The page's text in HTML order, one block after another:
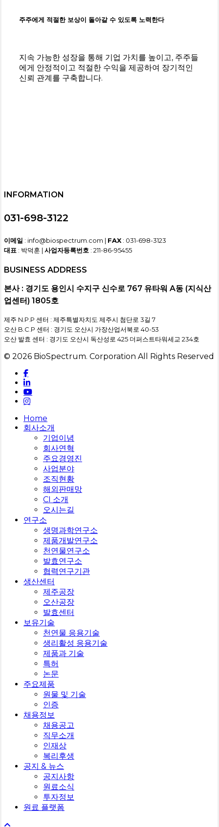
주주에게 적절한 보상이 돌아갈 수 있도록 노력한다
지속 가능한 성장을 통해 기업 가치를 높이고, 주주들
에게 안정적이고 적절한 수익을 제공하여 장기적인
신뢰 관계를 구축합니다.
INFORMATION
031-698-3122
이메일 : info@biospectrum.com | FAX : 031-698-3123
대표 : 박덕훈 | 사업자등록번호 : 211-86-95455
BUSINESS ADDRESS
본사 : 경기도 용인시 수지구 신수로 767 유타워 A동 (지식산
업센터) 1805호
제주 N.P.P 센터 : 제주특별자치도 제주시 첨단로 3길 7
오산 B.C.P 센터 : 경기도 오산시 가장산업서북로 40-53
오산 발효 센터 : 경기도 오산시 독산성로 425 더퍼스트타워세교 234호
© 2026 BioSpectrum. Corporation All Rights Reserved
facebook
linkedin
youtube
instagram
Close
Menu
Home
회사소개
기업이념
회사연혁
주요경영진
사업분야
조직현황
해외판매망
CI 소개
오시는길
연구소
생명과학연구소
제품개발연구소
천연물연구소
발효연구소
협력연구기관
생산센터
제주공장
오산공장
발효센터
보유기술
천연물 응용기술
생리활성 응용기술
제품과 기술
특허
논문
주요제품
원물 및 기술
인증
채용정보
채용공고
직무소개
인재상
복리후생
공지 & 뉴스
공지사항
원료소식
투자정보
원료 플랫폼